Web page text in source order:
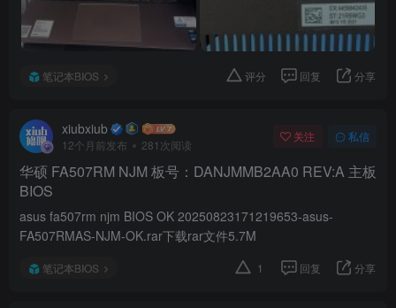
笔记本BIOS 评分 回复 分享
xiubxiub
12个月前发布 281次阅读
关注 私信
华硕 FA507RM NJM 板号：DANJMMB2AA0 REV:A 主板
BIOS
asus fa507rm njm BIOS OK 20250823171219653-asus-
FA507RMAS-NJM-OK.rar下载rar文件5.7M
笔记本BIOS 1 回复 分享